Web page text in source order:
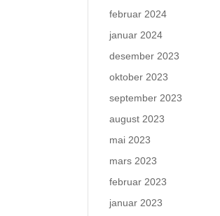
februar 2024
januar 2024
desember 2023
oktober 2023
september 2023
august 2023
mai 2023
mars 2023
februar 2023
januar 2023